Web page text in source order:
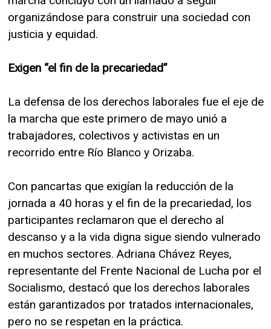
organizándose para construir una sociedad con
justicia y equidad.
Exigen “el fin de la precariedad”
La defensa de los derechos laborales fue el eje de
la marcha que este primero de mayo unió a
trabajadores, colectivos y activistas en un
recorrido entre Río Blanco y Orizaba.
Con pancartas que exigían la reducción de la
jornada a 40 horas y el fin de la precariedad, los
participantes reclamaron que el derecho al
descanso y a la vida digna sigue siendo vulnerado
en muchos sectores. Adriana Chávez Reyes,
representante del Frente Nacional de Lucha por el
Socialismo, destacó que los derechos laborales
están garantizados por tratados internacionales,
pero no se respetan en la práctica.